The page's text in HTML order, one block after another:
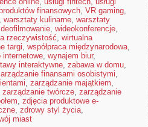
finansowych, VR gaming,
, warsztaty kulinarne, warsztaty
, wideokonferencje,
rzeczywistość, wirtualna
targi, współpraca międzynarodowa,
internetowe, wynajem biur,
interaktywne, zabawa w domu,
finansami osobistymi,
, zarządzanie majątkiem,
zarządzanie twórcze, zarządzanie
, zdjęcia produktowe e-
, zdrowy styl życia,
miast